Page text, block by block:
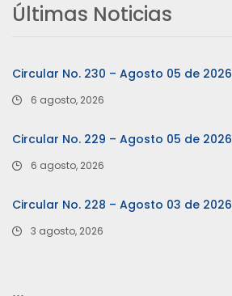
Últimas Noticias
Circular No. 230 – Agosto 05 de 2026
6 agosto, 2026
Circular No. 229 – Agosto 05 de 2026
6 agosto, 2026
Circular No. 228 – Agosto 03 de 2026
3 agosto, 2026